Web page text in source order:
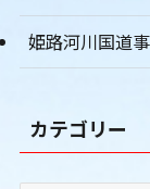
姫路河川国道
カテゴリー